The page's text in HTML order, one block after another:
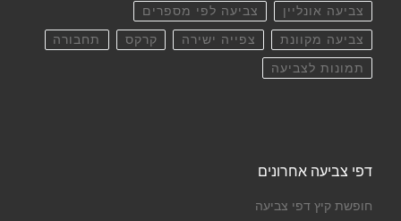
צביעה אונליין צביעה לפי מספרים
צביעה מקוונת צפייה ישירה קרקס תחבורה
תמונות לצביעה
דפי צביעה אחרונים
חופשת קיץ דפי צביעה